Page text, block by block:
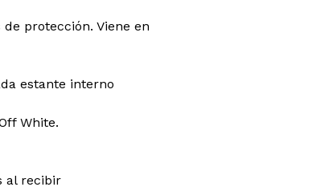
protección. Viene en
estante interno
White.
al recibir